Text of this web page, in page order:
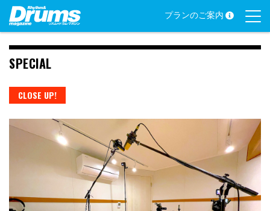
Skip
content
プランのご案内
SPECIAL
CLOSE UP!